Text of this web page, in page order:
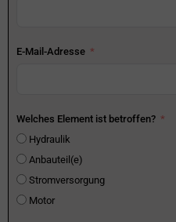
E-Mail-Adresse
Welches Element ist betroffen?
Hydraulik
Anbauteil(e)
Stromversorgung
Motor